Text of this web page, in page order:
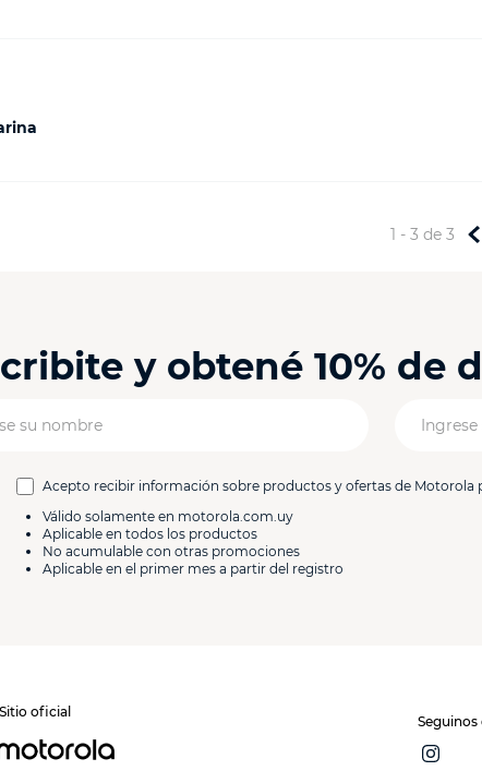
1 - 3de 3
y obtené 10% de
Acepto recibir información sobre productos y ofertas de
Válido solamente en motorola.com.uy
Aplicable en todos los productos
No acumulable con otras promociones
Aplicable en el primer mes a partir del registro
Sitio oficial
Seguinos